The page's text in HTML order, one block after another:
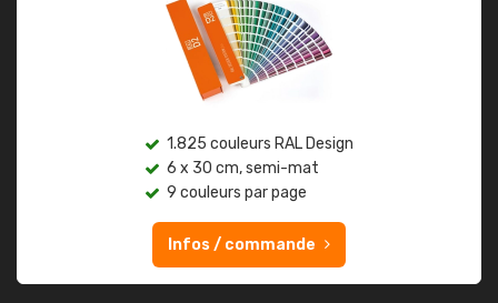
1.825 couleurs RAL Design
6 x 30 cm, semi-mat
9 couleurs par page
Infos / commande